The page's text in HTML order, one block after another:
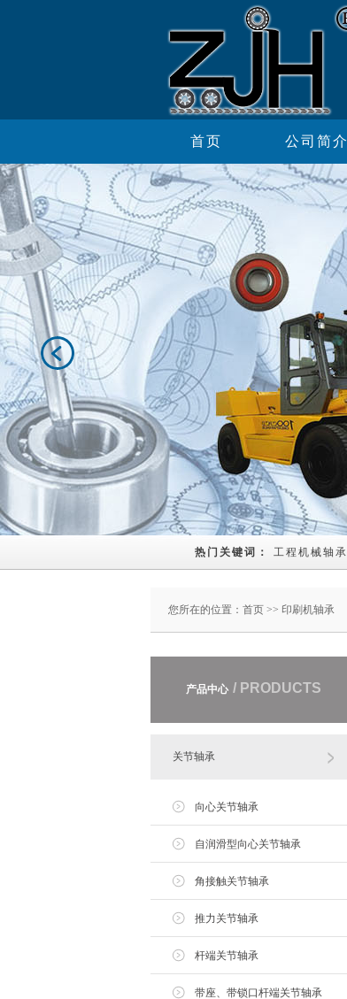
首页 公司简介
热门关键词： 工程机械轴承
您所在的位置： 首页 >> 印刷机轴承
产品中心 / PRODUCTS
关节轴承
向心关节轴承
自润滑型向心关节轴承
角接触关节轴承
推力关节轴承
杆端关节轴承
带座、带锁口杆端关节轴承